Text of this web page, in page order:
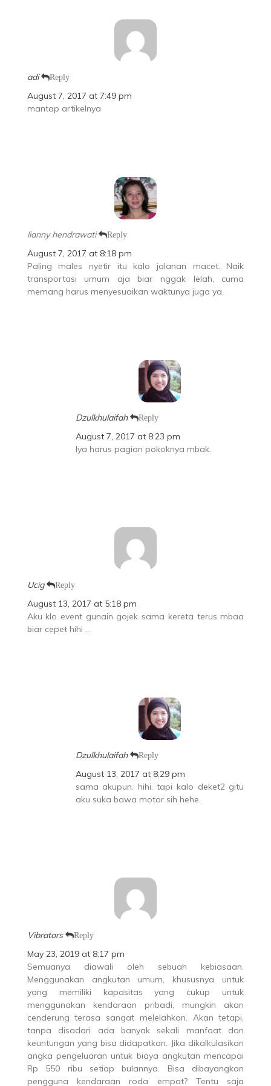
adi Reply
August 7, 2017 at 7:49 pm
mantap artikelnya
lianny hendrawati Reply
August 7, 2017 at 8:18 pm
Paling males nyetir itu kalo jalanan macet. Naik
transportasi umum aja biar nggak lelah, cuma
memang harus menyesuaikan waktunya juga ya.
Dzulkhulaifah Reply
August 7, 2017 at 8:23 pm
Iya harus pagian pokoknya mbak.
Ucig Reply
August 13, 2017 at 5:18 pm
Aku klo event gunain gojek sama kereta terus mbaa
biar cepet hihi …
Dzulkhulaifah Reply
August 13, 2017 at 8:29 pm
sama akupun. hihi. tapi kalo deket2 gitu
aku suka bawa motor sih hehe.
Vibrators Reply
May 23, 2019 at 8:17 pm
Semuanya diawali oleh sebuah kebiasaan.
Menggunakan angkutan umum, khususnya untuk
yang memiliki kapasitas yang cukup untuk
menggunakan kendaraan pribadi, mungkin akan
cenderung terasa sangat melelahkan. Akan tetapi,
tanpa disadari ada banyak sekali manfaat dan
keuntungan yang bisa didapatkan. Jika dikalkulasikan
angka pengeluaran untuk biaya angkutan mencapai
Rp 550 ribu setiap bulannya. Bisa dibayangkan
pengguna kendaraan roda empat? Tentu saja